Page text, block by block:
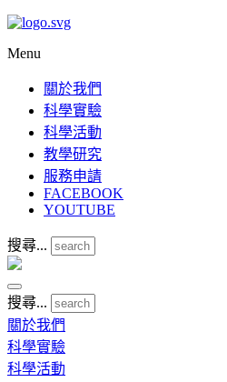
Menu
關於我們
科學實驗
科學活動
教學研究
服務申請
FACEBOOK
YOUTUBE
搜尋...
搜尋...
關於我們
科學實驗
科學活動